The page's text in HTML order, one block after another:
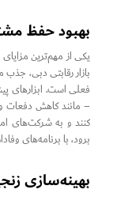
بهبود حفظ
یکی از مهم‌ترین
بازار رقابتی دبی،
فعلی است. ابزارهای
– مانند کاهش دفعات
کنند و به شرکت‌های
برود، با برنامه‌های
بهینه‌سازی